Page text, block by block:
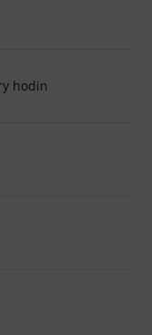
hodin